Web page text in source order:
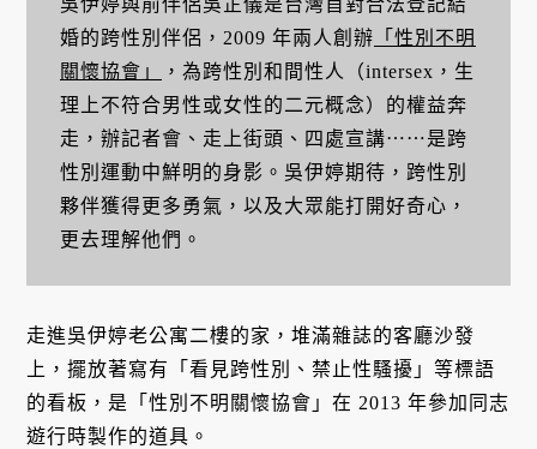
婚的跨性別伴侶，2009 年兩人創辦 「性別不明
關懷協會」
，為跨性別和間性人（intersex，生
理上不符合男性或女性的二元概念）的權益奔
走，辦記者會、走上街頭、四處宣講⋯⋯是跨
性別運動中鮮明的身影。吳伊婷期待，跨性別
夥伴獲得更多勇氣，以及大眾能打開好奇心，
更去理解他們。
走進吳伊婷老公寓二樓的家，堆滿雜誌的客廳沙發
上，擺放著寫有「看見跨性別、禁止性騷擾」等標語
的看板，是「性別不明關懷協會」在 2013 年參加同志
遊行時製作的道具。